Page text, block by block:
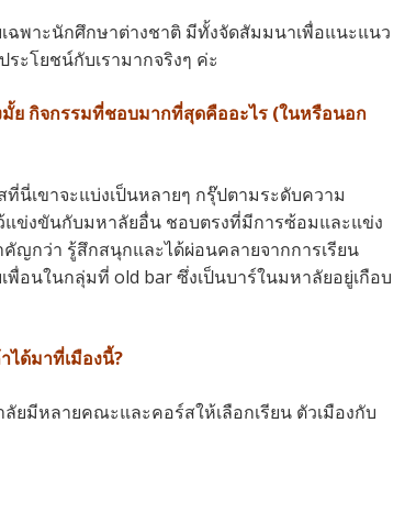
พาะนักศึกษาต่างชาติ มีทั้งจัดสัมมนาเพื่อแนะแนว
ะโยชน์กับเรามากจริงๆ ค่ะ
ย กิจกรรมที่ชอบมากที่สุดคืออะไร (ในหรือนอก
นี่เขาจะแบ่งเป็นหลายๆ กรุ๊ปตามระดับความ
แข่งขันกับมหาลัยอื่น ชอบตรงที่มีการซ้อมและแข่ง
คัญกว่า รู้สึกสนุกและได้ผ่อนคลายจากการเรียน
อนในกลุ่มที่ old bar ซึ่งเป็นบาร์ในมหาลัยอยู่เกือบ
ได้มาที่เมืองนี้?
ยมีหลายคณะและคอร์สให้เลือกเรียน ตัวเมืองกับ